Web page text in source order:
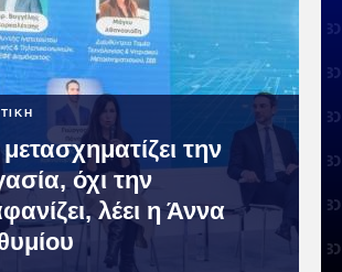
την
όχι την
λέει η Άννα